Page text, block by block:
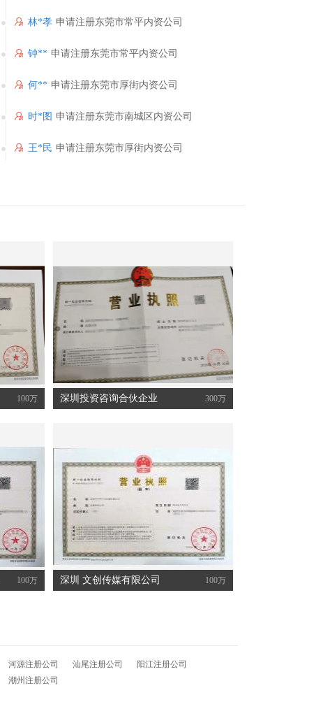
林*孝 申请注册东莞市常平内资公司
钟** 申请注册东莞市常平内资公司
何** 申请注册东莞市厚街内资公司
时*图 申请注册东莞市南城区内资公司
王*民 申请注册东莞市厚街内资公司
孙*房 申请注册东莞市石碣内资公司
张*黎 申请注册东莞市石排内资公司
赵*生 申请注册东莞市厚街内资公司
唐*友 申请注册东莞市高埗内资公司
罗*咏 申请注册东莞市寮步内资公司
梁*英 申请注册东莞市樟木头内资公司
孙*盛 申请注册东莞市茶山内资公司
陈*姐 申请注册东莞市塘厦内资公司
文*坤 申请注册东莞市长安内资公司
袁*盈 申请注册东莞市茶山内资公司
钟** 申请注册东莞市常平内资公司
100万 深圳投资咨询合伙企业 300万
100万 深圳 文创传媒有限公司 100万
河源注册公司 汕尾注册公司
阳江注册公司
潮州注册公司